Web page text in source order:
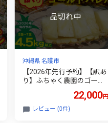
沖縄県 名護市
【2026年先行予約】【訳あ
り】ふちゃく農園のゴール
パイナップル パインアップ
ル 高級パイン 沖縄県産パイ
22,000円
レビュー (0件)